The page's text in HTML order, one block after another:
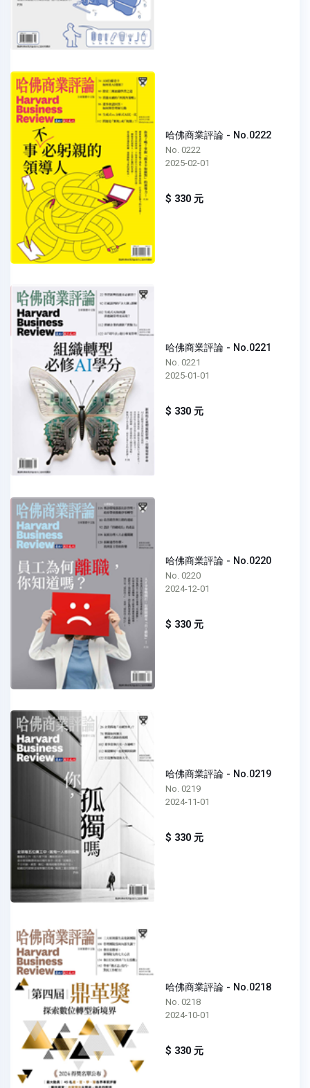
哈佛商業評論 - No.0222
No. 0222
2025-02-01
$ 330 元
哈佛商業評論 - No.0221
No. 0221
2025-01-01
$ 330 元
哈佛商業評論 - No.0220
No. 0220
2024-12-01
$ 330 元
哈佛商業評論 - No.0219
No. 0219
2024-11-01
$ 330 元
哈佛商業評論 - No.0218
No. 0218
2024-10-01
$ 330 元